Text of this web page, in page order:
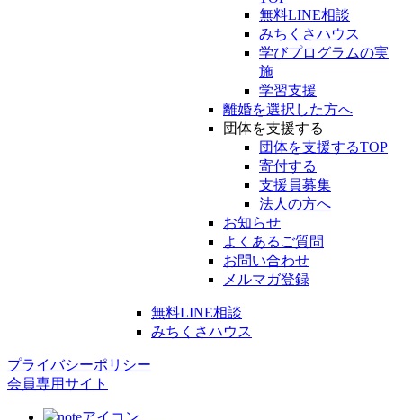
無料LINE相談
みちくさハウス
学びプログラムの実
施
学習支援
離婚を選択した方へ
団体を支援する
団体を支援するTOP
寄付する
支援員募集
法人の方へ
お知らせ
よくあるご質問
お問い合わせ
メルマガ登録
無料LINE相談
みちくさハウス
プライバシーポリシー
会員専用サイト